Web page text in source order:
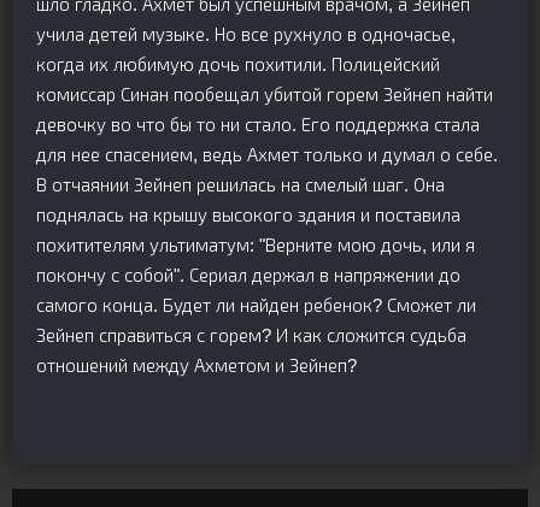
шло гладко. Ахмет был успешным врачом, а Зейнеп
учила детей музыке. Но все рухнуло в одночасье,
когда их любимую дочь похитили. Полицейский
комиссар Синан пообещал убитой горем Зейнеп найти
девочку во что бы то ни стало. Его поддержка стала
для нее спасением, ведь Ахмет только и думал о себе.
В отчаянии Зейнеп решилась на смелый шаг. Она
поднялась на крышу высокого здания и поставила
похитителям ультиматум: "Верните мою дочь, или я
покончу с собой". Сериал держал в напряжении до
самого конца. Будет ли найден ребенок? Сможет ли
Зейнеп справиться с горем? И как сложится судьба
отношений между Ахметом и Зейнеп?